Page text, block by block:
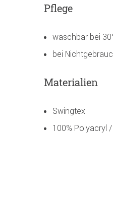
Pflege
waschbar bei
bei
Materialien
Swingtex
100% Polyacryl